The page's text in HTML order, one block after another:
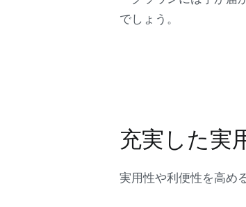
でしょう。
充実した実
実用性や利便性を高め